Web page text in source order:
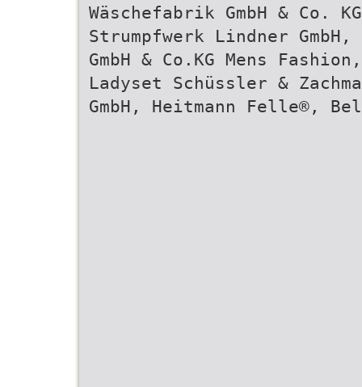
Wäschefabrik GmbH & Co.
Strumpfwerk Lindner
GmbH & Co.KG Mens
Ladyset Schüssler &
GmbH, Heitmann Felle®,